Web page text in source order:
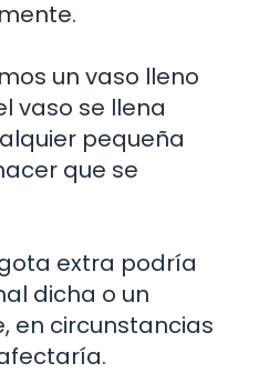
un vaso lleno
vaso se llena
pequeña
que se
extra podría
dicha o un
en circunstancias